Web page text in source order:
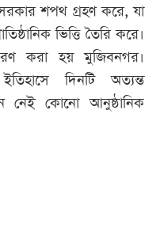
সরকার শপথ গ্রহণ করে, যা
ভিত্তি তৈরি করে।
করা হয় মুজিবনগর।
ইতিহাসে দিনটি অত্যন্ত
নেই কোনো আনুষ্ঠানিক